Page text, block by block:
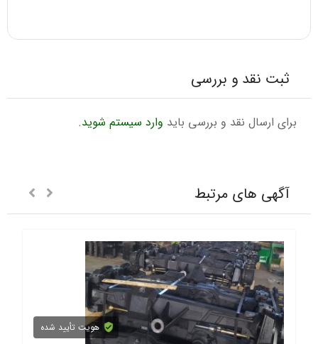
ثبت نقد و بررسی
برای ارسال نقد و بررسی باید وارد سیستم شوید.
آگهی های مرتبط
هویت تأیید شده